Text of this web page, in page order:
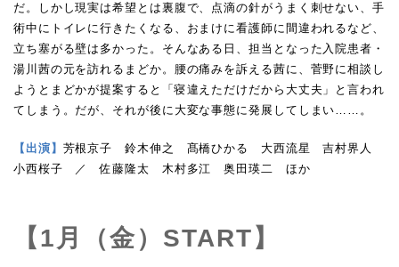
だ。しかし現実は希望とは裏腹で、点滴の針がうまく刺せない、手
術中にトイレに行きたくなる、おまけに看護師に間違われるなど、
立ち塞がる壁は多かった。そんなある日、担当となった入院患者・
湯川茜の元を訪れるまどか。腰の痛みを訴える茜に、菅野に相談し
ようとまどかが提案すると「寝違えただけだから大丈夫」と言われ
てしまう。だが、それが後に大変な事態に発展してしまい……。
【出演】 芳根京子 鈴木伸之 髙橋ひかる 大西流星 吉村界人
小西桜子 ／ 佐藤隆太 木村多江 奥田瑛二 ほか
【1月（金）START】